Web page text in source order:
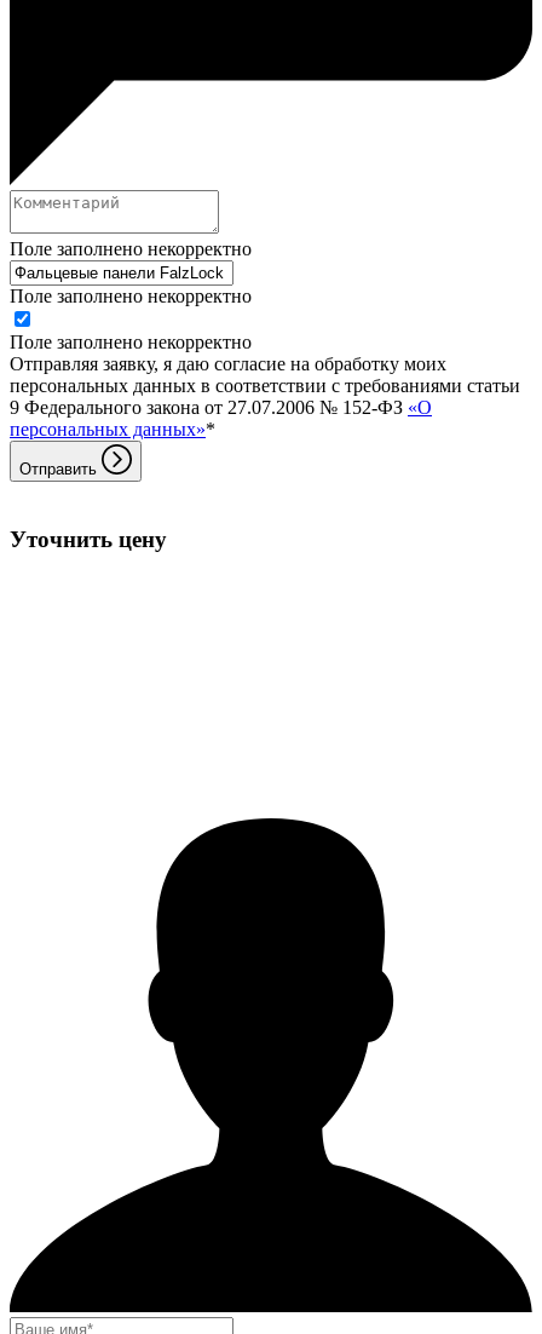
Поле заполнено некорректно
Поле заполнено некорректно
Поле заполнено некорректно
Отправляя заявку, я даю согласие на обработку моих
персональных данных в соответствии с требованиями статьи
9 Федерального закона от 27.07.2006 № 152-ФЗ «О
персональных данных»*
Отправить
Уточнить цену